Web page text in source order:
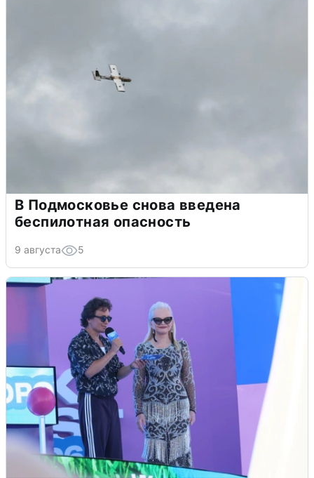
В Подмосковье снова введена
беспилотная опасность
9 августа 5